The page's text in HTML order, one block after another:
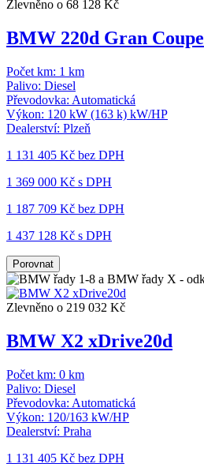
Zlevněno o 68 128 Kč
BMW 220d Gran Coupe
Počet km: 1 km
Palivo: Diesel
Převodovka: Automatická
Výkon: 120 kW (163 k) kW/HP
Dealerství: Plzeň
1 131 405 Kč bez DPH
1 369 000 Kč s DPH
1 187 709 Kč bez DPH
1 437 128 Kč s DPH
Porovnat
Zlevněno o 219 032 Kč
BMW X2 xDrive20d
Počet km: 0 km
Palivo: Diesel
Převodovka: Automatická
Výkon: 120/163 kW/HP
Dealerství: Praha
1 131 405 Kč bez DPH